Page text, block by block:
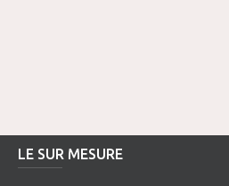
LE SUR MESURE